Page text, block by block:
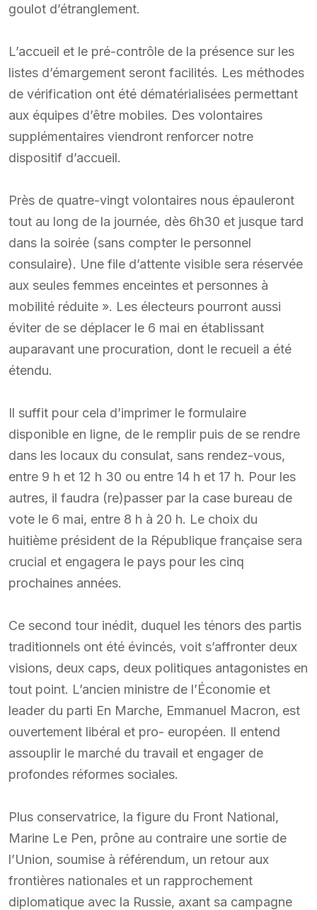
goulot d’étranglement.
L’accueil et le pré-contrôle de la présence sur les
listes d’émargement seront facilités. Les méthodes
de vérification ont été dématérialisées permettant
aux équipes d’être mobiles. Des volontaires
supplémentaires viendront renforcer notre
dispositif d’accueil.
Près de quatre-vingt volontaires nous épauleront
tout au long de la journée, dès 6h30 et jusque tard
dans la soirée (sans compter le personnel
consulaire). Une file d’attente visible sera réservée
aux seules femmes enceintes et personnes à
mobilité réduite ». Les électeurs pourront aussi
éviter de se déplacer le 6 mai en établissant
auparavant une procuration, dont le recueil a été
étendu.
Il suffit pour cela d’imprimer le formulaire
disponible en ligne, de le remplir puis de se rendre
dans les locaux du consulat, sans rendez-vous,
entre 9 h et 12 h 30 ou entre 14 h et 17 h. Pour les
autres, il faudra (re)passer par la case bureau de
vote le 6 mai, entre 8 h à 20 h. Le choix du
huitième président de la République française sera
crucial et engagera le pays pour les cinq
prochaines années.
Ce second tour inédit, duquel les ténors des partis
traditionnels ont été évincés, voit s’affronter deux
visions, deux caps, deux politiques antagonistes en
tout point. L’ancien ministre de l’Économie et
leader du parti En Marche, Emmanuel Macron, est
ouvertement libéral et pro- européen. Il entend
assouplir le marché du travail et engager de
profondes réformes sociales.
Plus conservatrice, la figure du Front National,
Marine Le Pen, prône au contraire une sortie de
l’Union, soumise à référendum, un retour aux
frontières nationales et un rapprochement
diplomatique avec la Russie, axant sa campagne